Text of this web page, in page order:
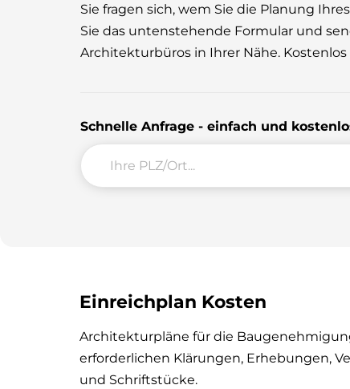
Sie fragen sich, wem Sie die Planung
Sie das untenstehende Formular und
Architekturbüros in Ihrer Nähe.
Schnelle Anfrage - einfach und
Einreichplan Kosten
Architekturpläne für die
erforderlichen Klärungen, Erhebungen,
und Schriftstücke.